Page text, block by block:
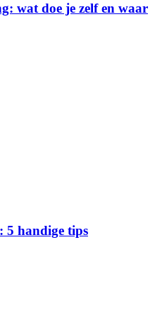
wat doe je zelf en waar
5 handige tips